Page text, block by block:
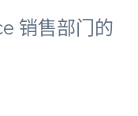
销售部门的